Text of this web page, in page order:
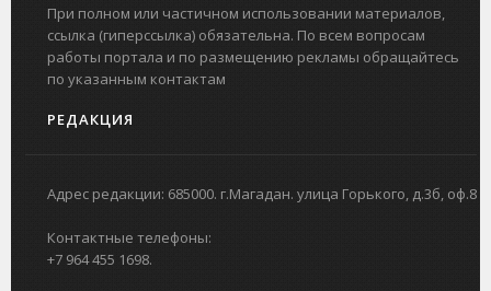
При полном или частичном использовании материалов,
ссылка (гиперссылка) обязательна. По всем вопросам
работы портала и по размещению рекламы обращайтесь
по указанным контактам
РЕДАКЦИЯ
Адрес редакции: 685000. г.Магадан. улица Горького, д.3б, оф.8
Контактные телефоны:
+7 964 455 1698.